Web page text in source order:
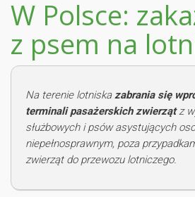
W Polsce:
z psem na
Na terenie lotniska zabrania się
terminali pasażerskich zwierzątz
służbowych i psów asystujących
niepełnosprawnym, poza
zwierząt do przewozu lotniczego.